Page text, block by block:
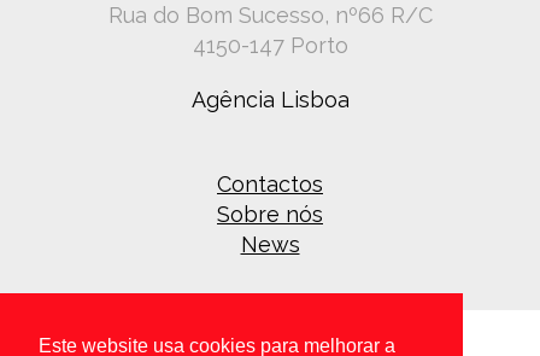
Este website usa cookies para melhorar a
Rua do Bom Sucesso, nº66 R/C
4150-147 Porto
Agência Lisboa
Contactos
Sobre nós
News